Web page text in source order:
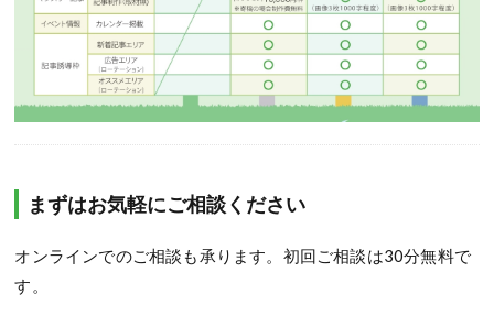
まずはお気軽にご相談ください
オンラインでのご相談も承ります。初回ご相談は30分無料で
す。